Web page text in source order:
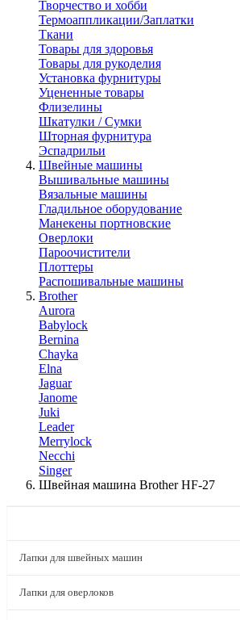
Творчество и хобби
Термоаппликации/Заплатки
Ткани
Товары для здоровья
Товары для рукоделия
Установка фурнитуры
Уцененные товары
Флизелины
Шкатулки / Сумки
Шторная фурнитура
Эспадрильи
Швейные машины
Вышивальные машины
Вязальные машины
Гладильное оборудование
Манекены портновские
Оверлоки
Пароочистители
Плоттеры
Распошивальные машины
Brother
Aurora
Babylock
Bernina
Chayka
Elna
Jaguar
Janome
Juki
Leader
Merrylock
Necchi
Singer
Швейная машина Brother HF-27
Лапки для швейных машин
Лапки для оверлоков